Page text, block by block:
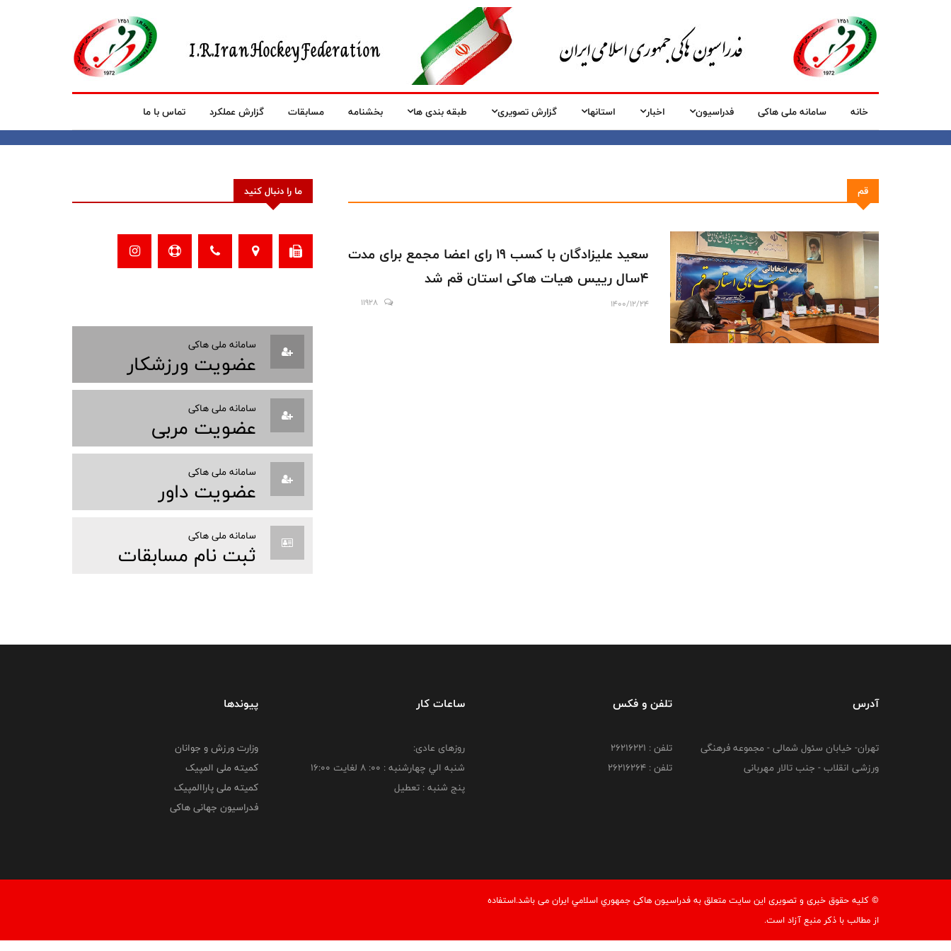
خانه سامانه ملی هاکی فدراسیون اخبار استانها گزارش تصویری طبقه بندی ها بخشنامه مسابقات گزارش عملکرد تماس با ما
قم
سعید علیزادگان با کسب ۱۹ رای اعضا مجمع برای مدت
۴سال رییس هیات هاکی استان قم شد
1400/12/24
11928
ما را دنبال کنید
سامانه ملی هاکی
عضویت ورزشکار
سامانه ملی هاکی
عضویت مربی
سامانه ملی هاکی
عضویت داور
سامانه ملی هاکی
ثبت نام مسابقات
آدرس
تهران- خیابان سئول شمالی - مجموعه فرهنگی
ورزشی انقلاب - جنب تالار مهربانی
تلفن و فکس
تلفن : 26216221
تلفن : 26216264
ساعات کار
روزهای عادی:
شنبه الي چهارشنبه : 00: 8 لغايت 16:00
پنج شنبه : تعطیل
پیوندها
وزارت ورزش و جوانان
کمیته ملی المپیک
کمیته ملی پاراالمپیک
فدراسیون جهانی هاکی
© کليه حقوق خبری و تصويری اين سايت متعلق به فدراسيون هاکی جمهوري اسلامي ايران می باشد.استفاده
از مطالب با ذكر منبع آزاد است.